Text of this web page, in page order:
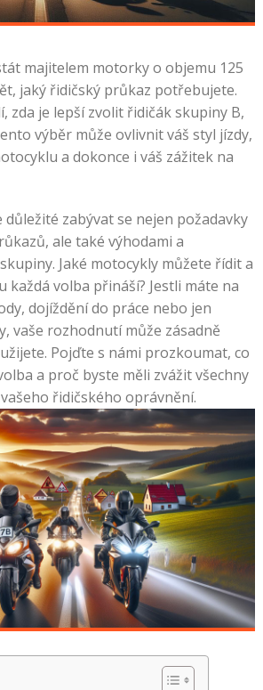
majitelem motorky o objemu 125
jaký řidičský průkaz potřebujete.
zda je lepší zvolit řidičák skupiny B,
výběr může ovlivnit váš styl jízdy,
a dokonce i váš zážitek na
zabývat se nejen požadavky
ale také výhodami a
Jaké motocykly můžete řídit a
každá volba přináší? Jestli máte na
dojíždění do práce nebo jen
vaše rozhodnutí může zásadně
Pojďte s námi prozkoumat, co
a proč byste měli zvážit všechny
řidičského oprávnění.